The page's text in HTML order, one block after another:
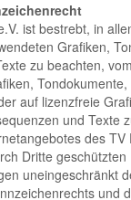
ist bestrebt, in
Grafiken,
zu beachten,
auf lizenzfreie
und Texte
des TV
Dritte geschützten
uneingeschränkt
und